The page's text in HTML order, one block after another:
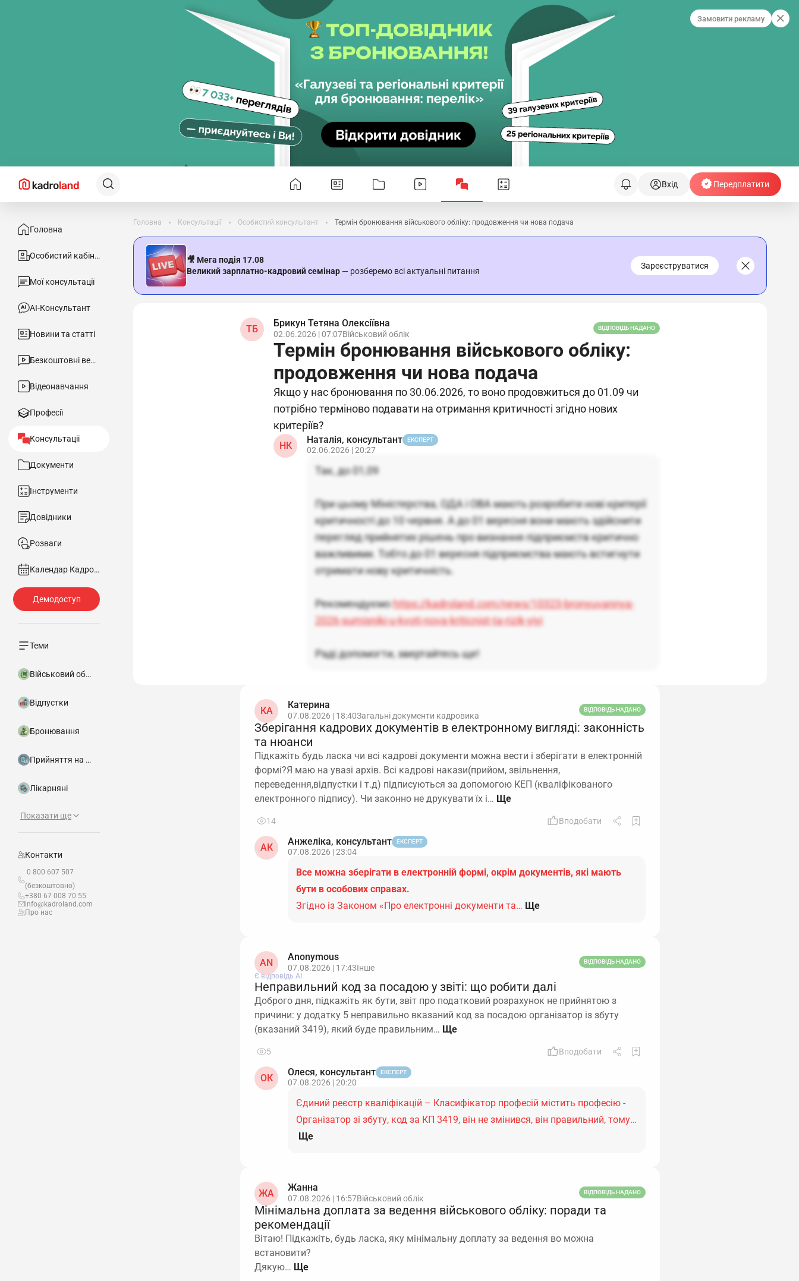
Замовити рекламу
Вхід Передплатити
Головна
Особистий кабінет
Мої консультації
АІ-Консультант
Новини та статті
Безкоштовні вебінари
Відеонавчання
Професії
Консультації
Документи
Інструменти
Довідники
Розваги
Календар Кадровика
Теми
Військовий облік
Відпустки
Бронювання
Прийняття на роботу
Лікарняні
Показати ще
Контакти
0 800 607 507
(безкоштовно)
+380 67 008 70 55
info@kadroland.com
Про нас
Головна Консультації Особистий консультант Термін бронювання військового обліку: продовження чи нова подача
🎥 Мега подія 17.08
Великий зарплатно-кадровий семінар — розберемо всі актуальні питання
Зареєструватися
ТБ
Брикун Тетяна Олексіївна
02.06.2026 | 07:07Військовий облік
ВІДПОВІДЬ НАДАНО
Термін бронювання військового обліку:
продовження чи нова подача
Якщо у нас бронювання по 30.06.2026, то воно продовжиться до 01.09 чи
потрібно терміново подавати на отримання критичності згідно нових
критеріїв?
НК
Наталія, консультант ЕКСПЕРТ
02.06.2026 | 20:27
Так, до 01,09
При цьому Міністерства, ОДА і ОВА мають розробити нові критерії
критичності до 10 червня. А до 01 вересня вони мають здійснити
перегляд прийнятих рішень про визнання підприємств критично
важливими. Тобто до 01 вересня підприємства мають встигнути
отримати нову критичність.
Рекомендуємоhttps://kadroland.com/news/10323-bronyuvannya-
2026-sumisniki-u-kvoti-nova-kriticnist-ta-rizik-yiyi
Раді допомогти, звертайтесь ще!
КА
Катерина
07.08.2026 | 18:40Загальні документи кадровика
ВІДПОВІДЬ НАДАНО
Зберігання кадрових документів в електронному вигляді: законність
та нюанси
Підкажіть будь ласка чи всі кадрові документи можна вести і зберігати в електронній
формі?Я маю на увазі архів. Всі кадрові накази(прийом, звільнення,
переведення,відпустки і т.д) підписуються за допомогою КЕП (кваліфікованого
електронного підпису). Чи законно не друкувати їх і…
14 Вподобати
АК
Анжеліка, консультант ЕКСПЕРТ
07.08.2026 | 23:04
Все можна зберігати в електронній формі, окрім документів, які мають
бути в особових справах.
Згідно із Законом «Про електронні документи та… Ще
AN
Anonymous
07.08.2026 | 17:43Інше
ВІДПОВІДЬ НАДАНО
Є відповідь АІ
Неправильний код за посадою у звіті: що робити далі
Доброго дня, підкажіть як бути, звіт про податковий розрахунок не прийнятою з
причини: у додатку 5 неправильно вказаний код за посадою організатор із збуту
(вказаний 3419), який буде правильним…
5 Вподобати
ОК
Олеся, консультант ЕКСПЕРТ
07.08.2026 | 20:20
Єдиний реєстр кваліфікацій – Класифікатор професій містить професію -
Організатор зі збуту, код за КП 3419, він не змінився, він правильний, тому…
Ще
ЖА
Жанна
07.08.2026 | 16:57Військовий облік
ВІДПОВІДЬ НАДАНО
Мінімальна доплата за ведення військового обліку: поради та
рекомендації
Вітаю! Підкажіть, будь ласка, яку мінімальну доплату за ведення во можна
встановити?
Дякую…